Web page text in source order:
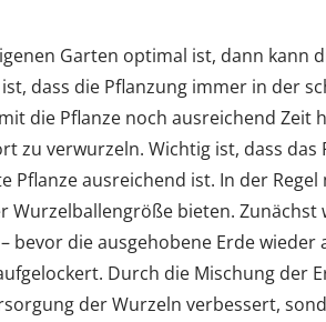
Garten optimal ist, dann kann
dass die Pflanzung immer in der
die Pflanze noch ausreichend Zeit
zu verwurzeln. Wichtig ist, dass das
Pflanze ausreichend ist. In der
Wurzelballengröße bieten.
bevor die ausgehobene Erde
Durch die Mischung der
der Wurzeln verbessert,